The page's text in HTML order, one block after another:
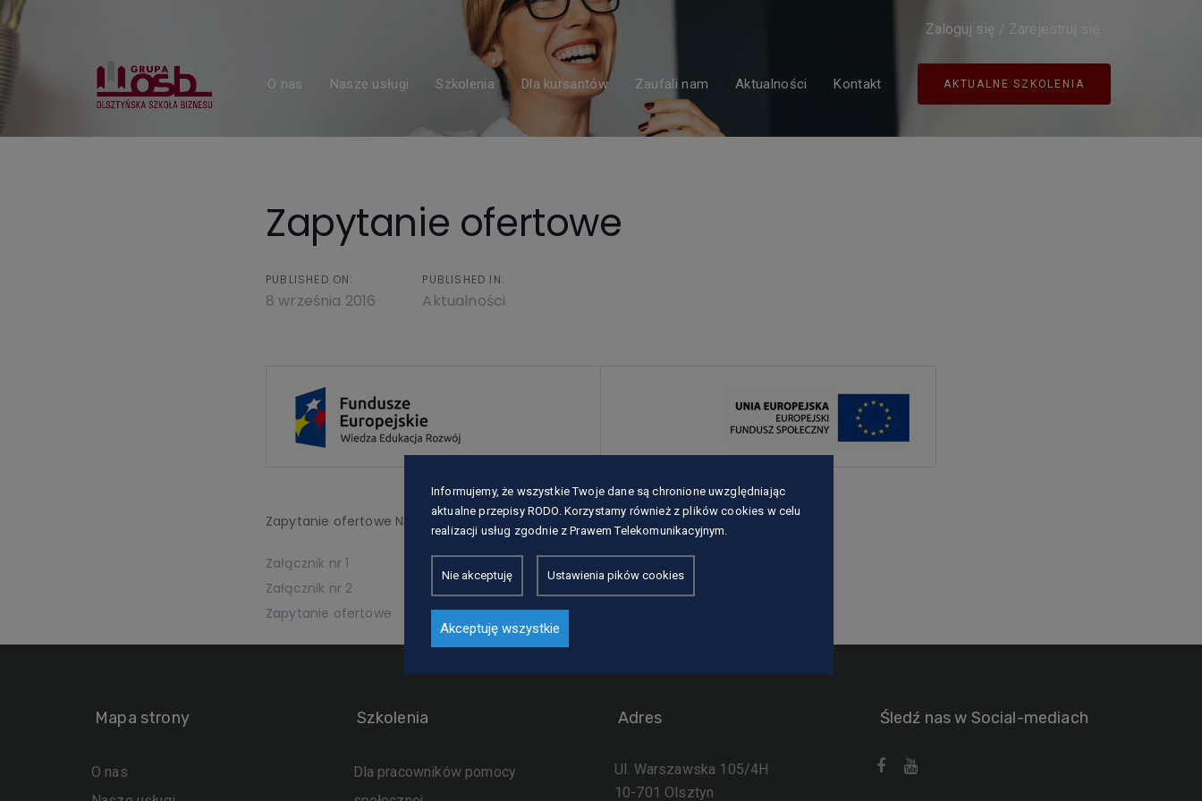
Skip
links
Zaloguj się / Zarejestruj się
O nas Nasze usługi Szkolenia Dla kursantów Zaufali nam Aktualności Kontakt AKTUALNE SZKOLENIA
Zapytanie ofertowe
PUBLISHED ON:
8 września 2016
PUBLISHED IN:
Aktualności
Zapytanie ofertowe Nr OSB.ZP.462.1-464.2A/2016 na prowadzenie zajęć szkoleniowych
Załącznik nr 1
Załącznik nr 2
Zapytanie ofertowe
Mapa strony
O nas
Szkolenia
Dla pracowników pomocy
Adres
Ul. Warszawska 105/4H
10-701 Olsztyn
Śledź nas w Social-mediach
Informujemy, że wszystkie Twoje dane są chronione uwzględniając
aktualne przepisy RODO. Korzystamy również z plików cookies w celu
realizacji usług zgodnie z Prawem Telekomunikacyjnym.
Nie akceptuję Ustawienia pików cookies
Akceptuję wszystkie